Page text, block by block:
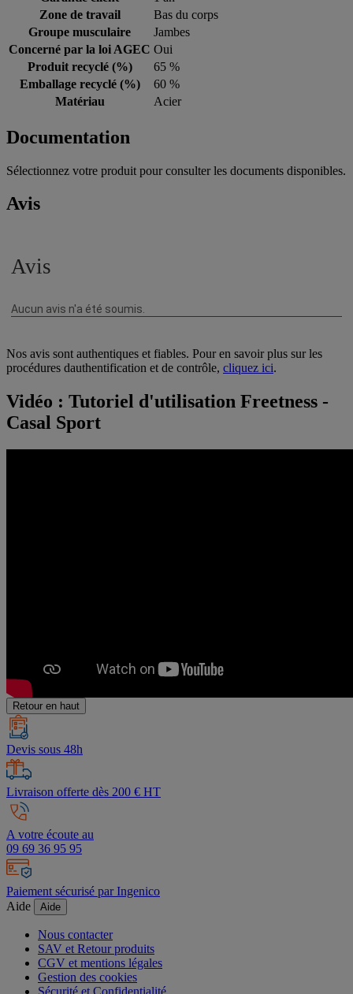
Zone de travail
Bas du corps
Groupe musculaire
Jambes
Concerné par la loi AGEC Oui
Produit recyclé (%)
65 %
Emballage recyclé (%)
60 %
Matériau
Acier
Documentation
Sélectionnez votre produit pour consulter les documents disponibles.
Avis
Nos avis sont authentiques et fiables. Pour en savoir plus sur les
procédures dauthentification et de contrôle, cliquez ici.
Vidéo : Tutoriel d'utilisation Freetness -
Casal Sport
Retour en haut
Devis sous 48h
Livraison offerte dès 200 € HT
A votre écoute au
09 69 36 95 95
Paiement sécurisé par Ingenico
Aide
Aide
Nous contacter
SAV et Retour produits
CGV et mentions légales
Gestion des cookies
Sécurité et Confidentialité